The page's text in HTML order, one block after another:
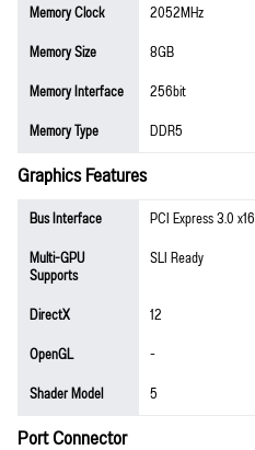
Memory Clock
2052MHz
Memory Size
8GB
Memory Interface
256bit
Memory Type
DDR5
Graphics Features
Bus Interface
PCI Express 3.0 x16
Multi-GPU
Supports
SLI Ready
DirectX
12
OpenGL
-
Shader Model
5
Port Connector